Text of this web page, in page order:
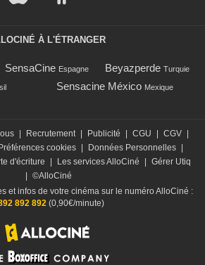
À L'ÉTRANGER
SensaCine Espagne Beyazperde Turquie
Sensacine México Mexique
Recrutement Publicité CGU CGV
Préférences cookies Données Personnelles
d'écriture Les services AlloCiné
Gérer Utiq
©AlloCiné
et infos de votre cinéma sur le numéro AlloCiné :
892 892(0,90€/minute)